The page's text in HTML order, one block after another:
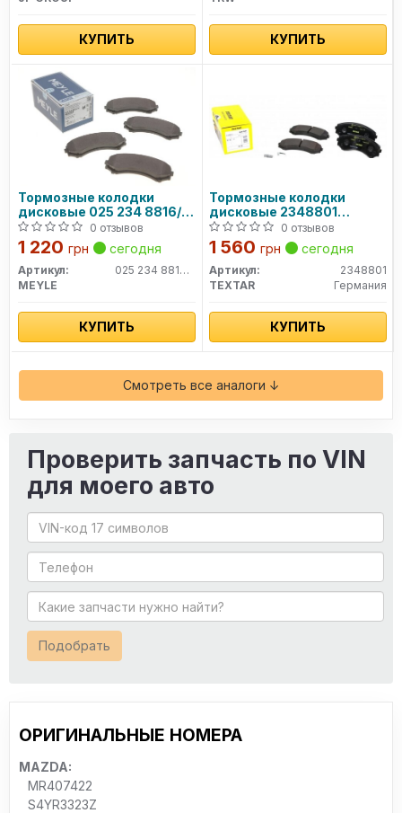
КУПИТЬ КУПИТЬ
Тормозные колодки
дисковые 025 234 8816/W
MEYLE
0 отзывов
1 220 грн сегодня
Артикул:
025 234 8816W
MEYLE
КУПИТЬ
Тормозные колодки
дисковые 2348801
TEXTAR
0 отзывов
1 560 грн сегодня
Артикул:
2348801
TEXTAR
Германия
КУПИТЬ
Смотреть все аналоги ↓
Проверить запчасть по VIN
для моего авто
Подобрать
ОРИГИНАЛЬНЫЕ НОМЕРА
MAZDA:
MR407422
S4YR3323Z